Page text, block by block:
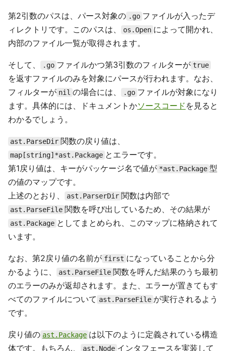
第2引数のパスは、パース対象の .go ファイルが入ったデ
ィレクトリです。このパスは、
os.Open によって開かれ、
内部のファイル一覧が取得されます。
そして、 .go ファイルかつ第3引数のフィルターが true
を返すファイルのみを対象にパースが行われます。なお、
フィルターが nil の場合には、 .go ファイルが対象になり
ます。具体的には、ドキュメントかソースコード を見ると
わかるでしょう。
ast.ParseDir 関数の戻り値は、
map[string]*ast.Package とエラーです。
第1戻り値は、キーがパッケージ名で値が *ast.Package 型
の値のマップです。
上述のとおり、
ast.ParserDir 関数は内部で
ast.ParseFile 関数を呼び出しているため、その結果が
ast.Package としてまとめられ、このマップに格納されて
います。
なお、第2戻り値の名前が first になっていることから分
かるように、
ast.ParseFile 関数を呼んだ結果のうち最初
のエラーのみが返却されます。また、エラーが置きてもす
べてのファイルについて ast.ParseFile が実行されるよう
です。
戻り値の ast.Package は以下のように定義されている構造
体です。もちろん、
ast.Node インタフェースを実装して